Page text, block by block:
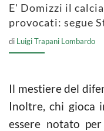
E' Domizzi il
provocati: segue
di Luigi Trapani Lombardo
Il mestiere del
Inoltre, chi gioca
essere notato